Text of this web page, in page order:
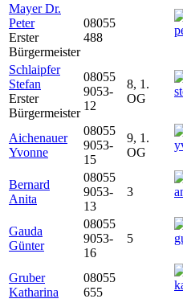
Mayer Dr.
Peter
Erster
Bürgermeister
08055
488
Schlaipfer
Stefan
Erster
Bürgermeister
08055
9053-
12
8, 1.
OG
Aichenauer
Yvonne
08055
9053-
15
9, 1.
OG
Bernard
Anita
08055
9053-
13
3
Gauda
Günter
08055
9053-
16
5
Gruber
Katharina
08055
655